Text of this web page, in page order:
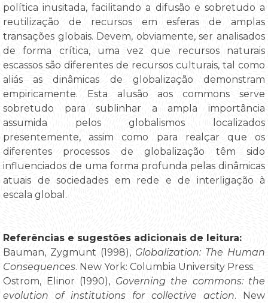
política inusitada, facilitando a difusão e sobretudo a
reutilização de recursos em esferas de amplas
transações globais. Devem, obviamente, ser analisados
de forma crítica, uma vez que recursos naturais
escassos são diferentes de recursos culturais, tal como
aliás as dinâmicas de globalização demonstram
empiricamente. Esta alusão aos commons serve
sobretudo para sublinhar a ampla importância
assumida pelos globalismos localizados
presentemente, assim como para realçar que os
diferentes processos de globalização têm sido
influenciados de uma forma profunda pelas dinâmicas
atuais de sociedades em rede e de interligação à
escala global.
Referências e sugestões adicionais de leitura:
Bauman, Zygmunt (1998), Globalization: The Human
Consequences. New York: Columbia University Press.
Ostrom, Elinor (1990), Governing the commons: the
evolution of institutions for collective action. New